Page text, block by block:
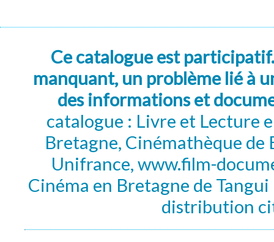
Ce catalogue est
manquant, un problème lié à
des informations et
catalogue : Livre et Lecture
Bretagne, Cinémathèque de
Unifrance, www.film-
Cinéma en Bretagne de
distribution